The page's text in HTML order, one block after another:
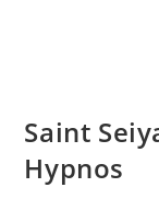
Saint
Hypnos